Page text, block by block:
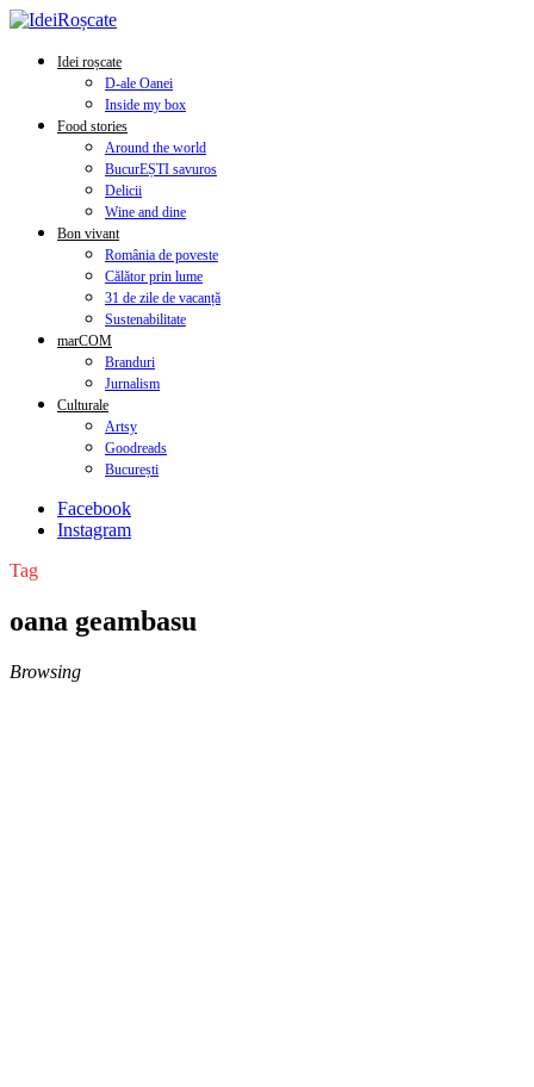
Idei roșcate
D-ale Oanei
Inside my box
Food stories
Around the world
BucurEȘTI savuros
Delicii
Wine and dine
Bon vivant
România de poveste
Călător prin lume
31 de zile de vacanță
Sustenabilitate
marCOM
Branduri
Jurnalism
Culturale
Artsy
Goodreads
București
Facebook
Instagram
Tag
oana geambasu
Browsing